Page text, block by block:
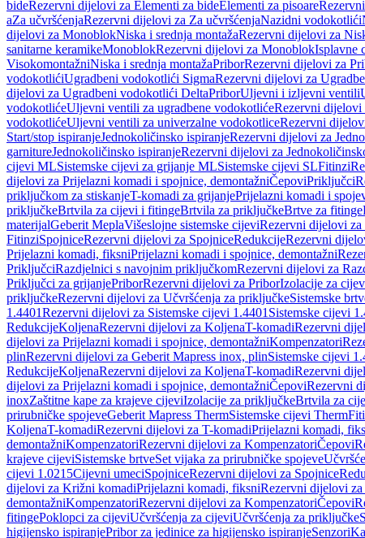
bideRezervni dijelovi za Elementi za bideElementi za pisoare
aZa učvršćenjaRezervni dijelovi za Za učvršćenjaNazidni vodokotlići
dijelovi za MonoblokNiska i srednja montažaRezervni dijelovi za
sanitarne keramikeMonoblokRezervni dijelovi za MonoblokIsplavne
VisokomontažniNiska i srednja montažaPriborRezervni dijelovi za
vodokotlićiUgradbeni vodokotlići SigmaRezervni dijelovi za
dijelovi za Ugradbeni vodokotlići DeltaPriborUljevni i izljevni ventili
vodokotlićeUljevni ventili za ugradbene vodokotlićeRezervni dijelovi
vodokotlićeUljevni ventili za univerzalne vodokotliceRezervni
Start/stop ispiranjeJednokoličinsko ispiranjeRezervni dijelovi za
garnitureJednokoličinsko ispiranjeRezervni dijelovi za
cijevi MLSistemske cijevi za grijanje MLSistemske cijevi SLFitinzi
dijelovi za Prijelazni komadi i spojnice, demontažniČepoviPriključci
priključkom za stiskanjeT-komadi za grijanjePrijelazni komadi i
priključkeBrtvila za cijevi i fitingeBrtvila za priključkeBrtve za fitinge
materijalGeberit MeplaVišeslojne sistemske cijeviRezervni dijelovi za
FitinziSpojniceRezervni dijelovi za SpojniceRedukcijeRezervni
Prijelazni komadi, fiksniPrijelazni komadi i spojnice, demontažni
PriključciRazdjelnici s navojnim priključkomRezervni dijelovi za
Priključci za grijanjePriborRezervni dijelovi za PriborIzolacije za
priključkeRezervni dijelovi za Učvršćenja za priključkeSistemske
1.4401Rezervni dijelovi za Sistemske cijevi 1.4401 Sistemske cijevi
RedukcijeKoljenaRezervni dijelovi za KoljenaT-komadiRezervni
dijelovi za Prijelazni komadi i spojnice, demontažniKompenzatori
plinRezervni dijelovi za Geberit Mapress inox, plinSistemske cijevi
RedukcijeKoljenaRezervni dijelovi za KoljenaT-komadiRezervni
dijelovi za Prijelazni komadi i spojnice, demontažniČepoviRezervni
inoxZaštitne kape za krajeve cijeviIzolacije za priključkeBrtvila za
prirubničke spojeveGeberit Mapress ThermSistemske cijevi Therm
KoljenaT-komadiRezervni dijelovi za T-komadiPrijelazni komadi,
demontažniKompenzatoriRezervni dijelovi za KompenzatoriČepovi
krajeve cijeviSistemske brtveSet vijaka za prirubničke spojeve
cijevi 1.0215Cijevni umeciSpojniceRezervni dijelovi za Spojnice
dijelovi za Križni komadiPrijelazni komadi, fiksniRezervni dijelovi
demontažniKompenzatoriRezervni dijelovi za KompenzatoriČepovi
fitingePoklopci za cijeviUčvršćenja za cijeviUčvršćenja za priključke
higijensko ispiranjePribor za jedinice za higijensko ispiranjeSenzori